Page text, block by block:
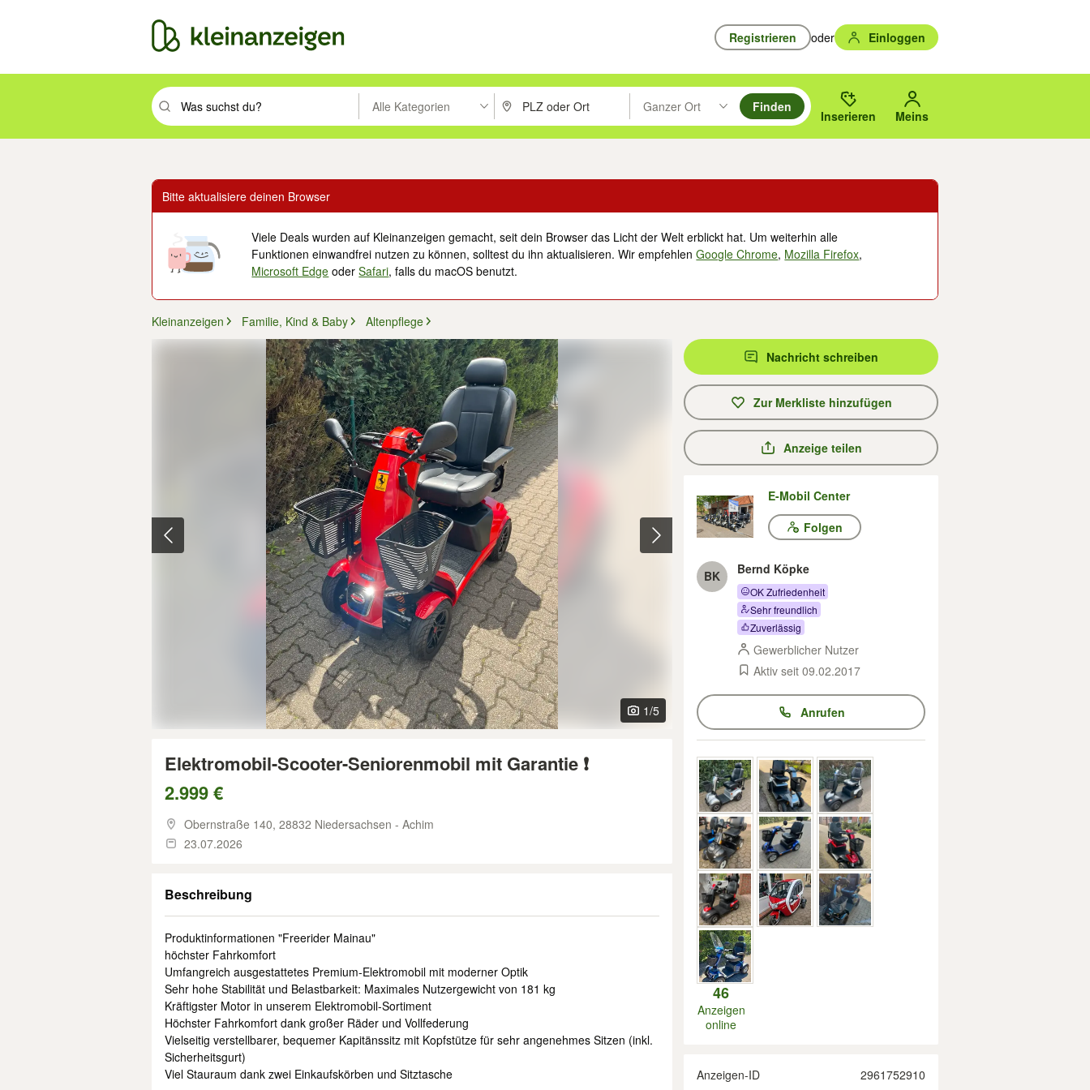
Registrieren oder Einloggen
Suchbegriff eingeben. Eingabetaste drücken um zu suchen, oder Vorschläge mit den Pfeiltasten nach oben/unten durchsuchen und mit Eingabetaste auswählen.
Alle Kategorien PLZ oder Ort eingeben. Eingabetaste drücken um zu suchen, oder Vorschläge mit den Pfeiltasten nach oben/
Ganzer Ort
Suche im Umkreis des gewählten Orts oder PLZ.
Finden
Inserieren Meins
Bitte aktualisiere deinen Browser
Viele Deals wurden auf Kleinanzeigen gemacht, seit dein Browser das Licht der Welt erblickt hat. Um weiterhin alle
Funktionen einwandfrei nutzen zu können, solltest du ihn aktualisieren. Wir empfehlenGoogle Chrome, Mozilla Firefox,
Microsoft Edge oderSafari, falls du macOS benutzt.
Kleinanzeigen Familie, Kind & Baby Altenpflege
1/5
Elektromobil-Scooter-Seniorenmobil mit Garantie ❗️
2.999 €
Obernstraße 140, 28832 Niedersachsen - Achim
23.07.2026
Beschreibung
Produktinformationen "Freerider Mainau"
höchster Fahrkomfort
Umfangreich ausgestattetes Premium-Elektromobil mit moderner Optik
Sehr hohe Stabilität und Belastbarkeit: Maximales Nutzergewicht von 181 kg
Kräftigster Motor in unserem Elektromobil-Sortiment
Höchster Fahrkomfort dank großer Räder und Vollfederung
Vielseitig verstellbarer, bequemer Kapitänssitz mit Kopfstütze für sehr angenehmes Sitzen (inkl.
Sicherheitsgurt)
Viel Stauraum dank zwei Einkaufskörben und Sitztasche
Nachricht schreiben
Zur Merkliste hinzufügen
Anzeige teilen
E-Mobil Center
Folgen
BK Bernd Köpke
OK Zufriedenheit
Sehr freundlich
Zuverlässig
Gewerblicher Nutzer
Aktiv seit 09.02.2017
Anrufen
46
Anzeigen
online
Anzeigen-ID 2961752910